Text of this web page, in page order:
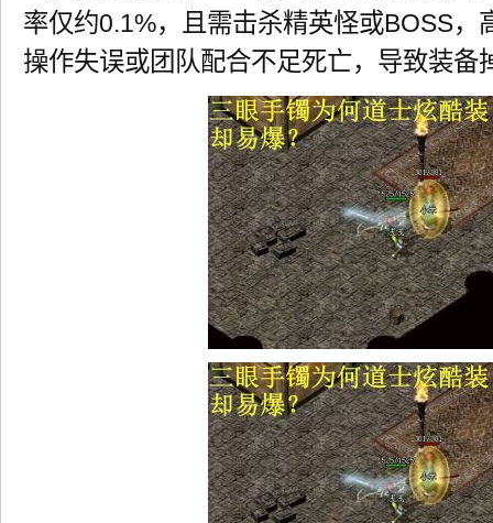
率仅约0.1%，且需击杀精英怪或BOSS，
操作失误或团队配合不足死亡，导致装备